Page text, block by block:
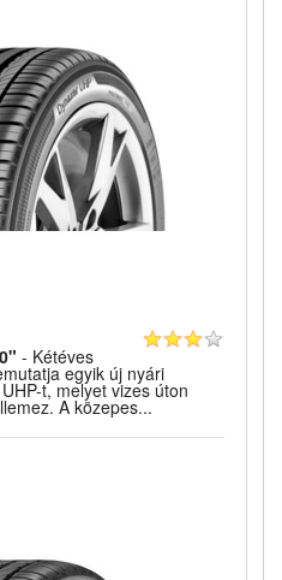
- Kétéves
egyik új nyári
t, melyet vizes úton
A közepes...